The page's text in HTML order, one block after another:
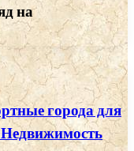
на
города для